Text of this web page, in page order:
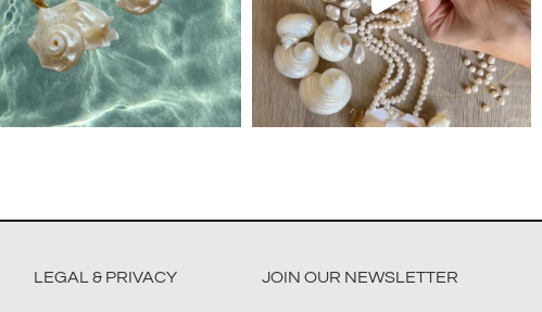
LEGAL & PRIVACY JOIN OUR NEWSLETTER